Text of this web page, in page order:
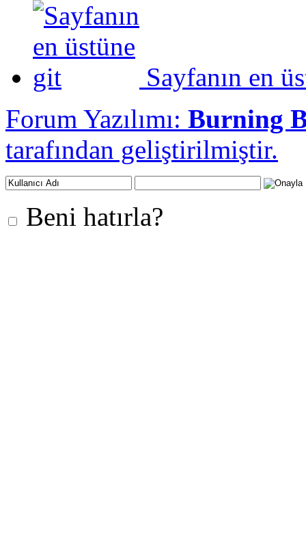
Sayfanın en
Forum Yazılımı: Burning
tarafından geliştirilmiştir.
Beni hatırla?